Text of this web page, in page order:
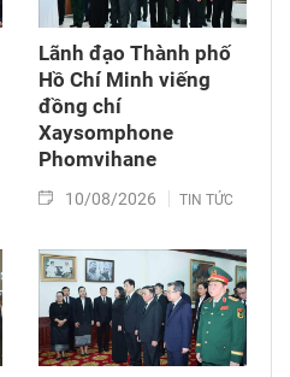
Lãnh đạo Thành phố
Hồ Chí Minh viếng
đồng chí
Xaysomphone
Phomvihane
10/08/2026 TIN TỨC